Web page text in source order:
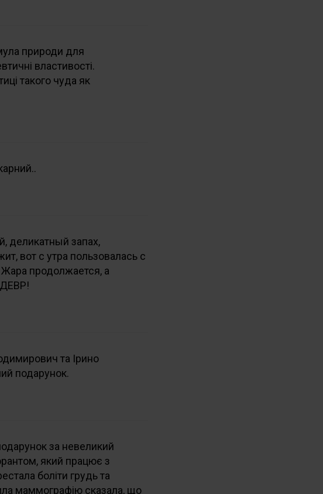
природи для
властивості.
такого чуда як
деликатный запах,
вот с утра пользовалась с
продолжается, а
та Ірино
подарунок.
за невеликий
який працює з
боліти грудь та
маммографію сказала, що